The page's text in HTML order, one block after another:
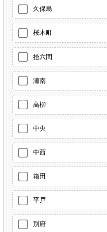
久保島
桜木町
拾六間
瀬南
高柳
中央
中西
箱田
平戸
別府